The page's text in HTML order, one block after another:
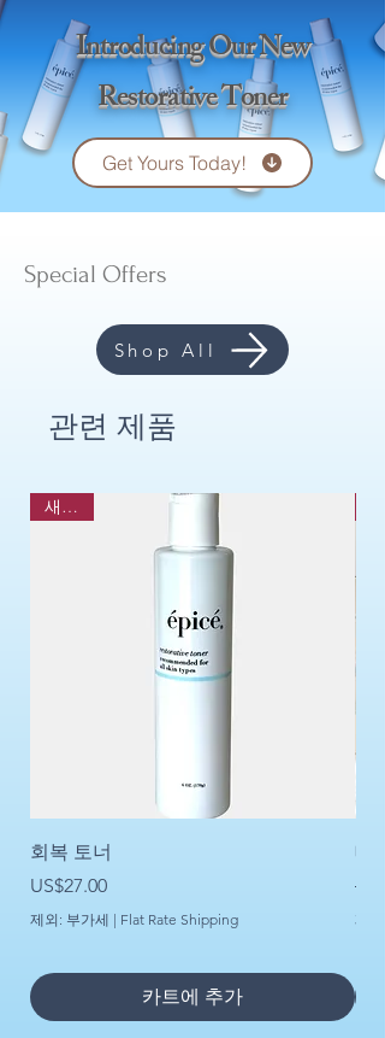
Introducing Our New
Restorative Toner
Get Yours Today!
Special Offers
Shop All
관련 제품
새로운
회복 토너
가격
US$27.00
제외: 부가세 | Flat Rate Shipping
카트에 추가
데
일
할
제외